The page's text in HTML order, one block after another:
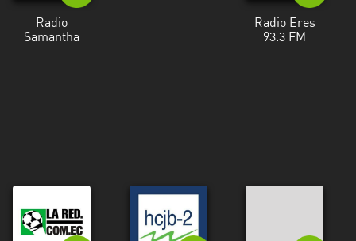
Radio
Samantha
Radio Eres
93.3 FM